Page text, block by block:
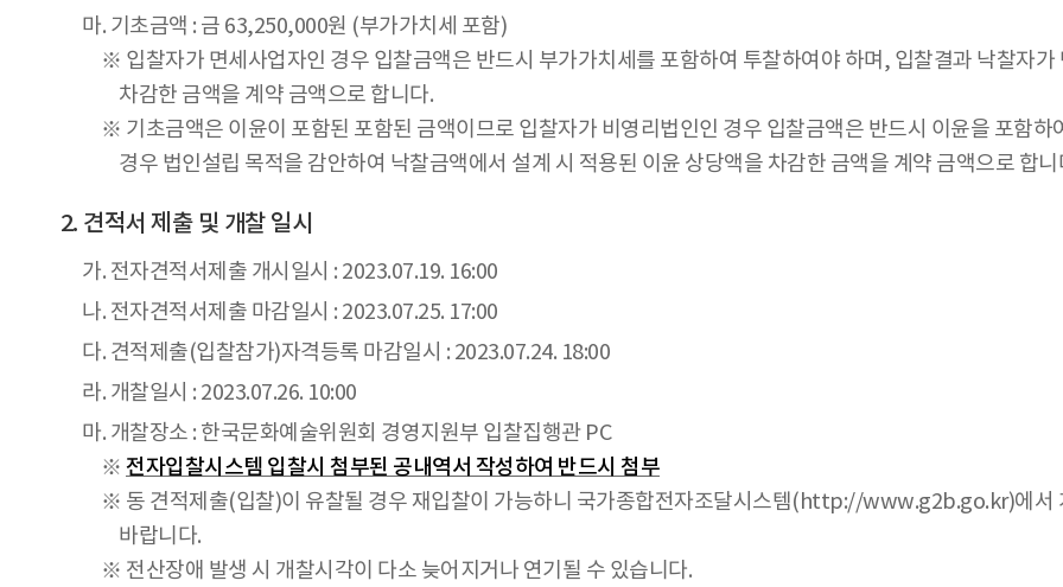
마. 기초금액 : 금 63,250,000원 (부가가치세 포함)
※ 입찰자가 면세사업자인 경우 입찰금액은 반드시 부가가치세를 포함하여 투찰하여야 하며, 입찰결과 낙찰자
차감한 금액을 계약 금액으로 합니다.
※ 기초금액은 이윤이 포함된 포함된 금액이므로 입찰자가 비영리법인인 경우 입찰금액은 반드시 이윤을 포함
경우 법인설립 목적을 감안하여 낙찰금액에서 설계 시 적용된 이윤 상당액을 차감한 금액을 계약 금액으로 합니
견적서 제출 및 개찰 일시
가. 전자견적서제출 개시일시 : 2023.07.19. 16:00
나. 전자견적서제출 마감일시 : 2023.07.25. 17:00
다. 견적제출(입찰참가)자격등록 마감일시 : 2023.07.24. 18:00
라. 개찰일시 : 2023.07.26. 10:00
마. 개찰장소 : 한국문화예술위원회 경영지원부 입찰집행관 PC
※ 전자입찰시스템 입찰시 첨부된 공내역서 작성하여 반드시 첨부
※ 동 견적제출(입찰)이 유찰될 경우 재입찰이 가능하니 국가종합전자조달시스템(http://www.g2b.go.kr)에서
바랍니다.
※ 전산장애 발생 시 개찰시각이 다소 늦어지거나 연기될 수 있습니다.